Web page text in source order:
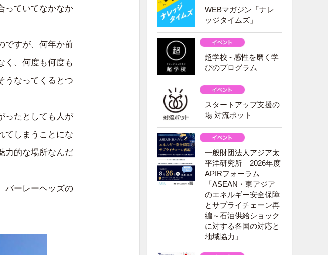
っていてなかなか
ですが、何年か前
く、何度も何度も
うなってくるとつ
ったとしても人が
てしまうことにな
力的な場所なんだ
バーレーヘッズの
WEBマガジン「ナレ
ッジタイムズ」
超学校 - 感性を磨く学
びのプログラム
スタートアップ支援の
場 対流ポット
一般財団法人アジア太
平洋研究所 2026年度
APIRフォーラム
「ASEAN・東アジア
のエネルギー安全保障
とサプライチェーン再
編～石油供給ショック
に対する各国の対応と
地域協力」